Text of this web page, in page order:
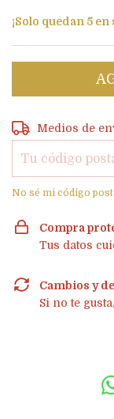
¡Solo quedan 5 en
Entregas para el
Medios de
No sé mi código
Compra
Tus datos
Cambios y
Si no te